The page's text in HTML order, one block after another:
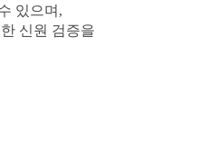
있으며 ,
신원 검증을